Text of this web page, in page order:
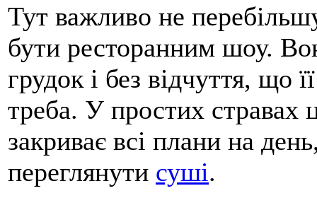
Тут важливо не
бути ресторанним шоу.
грудок і без відчуття, що
треба. У простих стравах
закриває всі плани на
переглянути суші.